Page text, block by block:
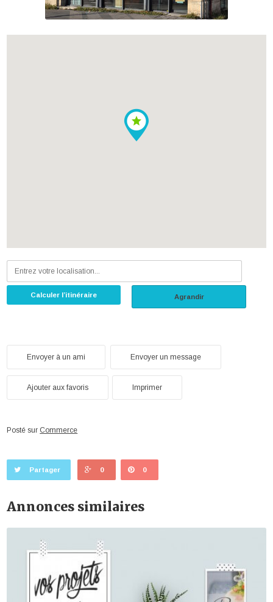
Calculer l’itinéraire Agrandir
Envoyer à un ami Envoyer un message
Ajouter aux favoris Imprimer
Posté sur Commerce
Partager 0 0
Annonces similaires